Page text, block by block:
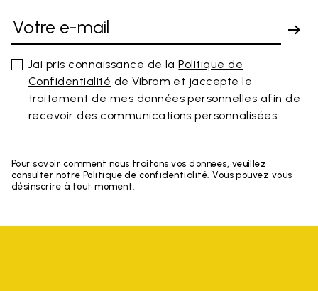
Jai pris connaissance de laPolitique de
Confidentialité de Vibram et jaccepte le
traitement de mes données personnelles afin de
recevoir des communications personnalisées
Pour savoir comment nous traitons vos données, veuillez
consulter notre Politique de confidentialité. Vous pouvez vous
désinscrire à tout moment.